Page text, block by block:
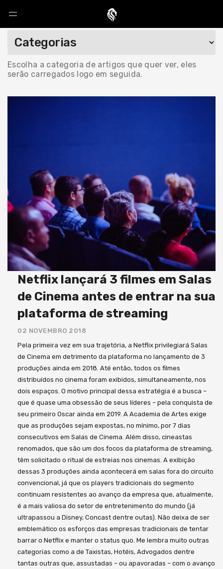
Escolha a categoria de artigos que quer ver, eles
serão carregados logo em seguida.
Netflix lançará 3 filmes em Salas
de Cinema antes de entrar na sua
plataforma de streaming
02 NOVEMBRO 2018
Pela primeira vez em sua trajetória, a Netflix privilegiará Salas
de Cinema em detrimento da plataforma no lançamento de 3
produções ainda em 2018. Até então, todos os filmes
distribuídos no cinema foram exibidos, simultaneamente, nos
dois espaços. O motivo principal dessa estratégia é a busca –
que é quase uma obsessão de seus líderes – pela conquista de
seu primeiro Oscar ainda em 2019. A Academia de Artes exige
que as produções sejam expostas, no mínimo, por 7 dias
consecutivos em Salas de Cinema. Além disso, cineastas
renomados, que são um dos focos da plataforma de streaming,
têm solicitado o ritual de estreias nos cinemas. A exibição
dessas 3 produções ainda acontecerá em salas fora do circuito
convencional, já que os players tradicionais do segmento
continuam resistentes ao avanço da empresa que, atualmente,
é a mais valiosa do setor de entretenimento do mundo (já
ultrapassou a Disney, Concast dentre outas). Não deixa de ser
emblemático os esforços das empresas tradicionais de tentar
barrar o Netflix e manter o status quo. Me lembra muito outras
categorias como a de Taxistas, Hotéis, Advogados dentre
tantas outras que, assustadas – ou apavoradas – com o avanço